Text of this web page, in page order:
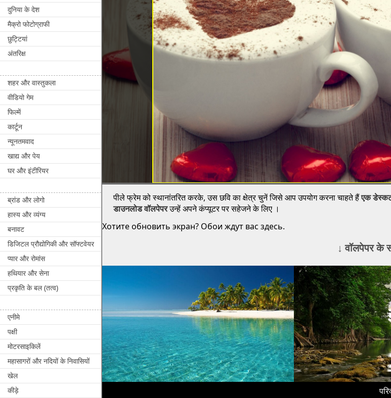
दुनिया के देश
मैक्रो फोटोग्राफी
छुट्टियां
अंतरिक्ष
शहर और वास्तुकला
वीडियो गेम
फिल्में
कार्टून
न्यूनतमवाद
खाद्य और पेय
घर और इंटीरियर
ब्रांड और लोगो
हास्य और व्यंग्य
बनावट
डिजिटल प्रौद्योगिकी और सॉफ्टवेयर
प्यार और रोमांस
हथियार और सेना
प्रकृति के बल (तत्व)
एनीमे
पक्षी
मोटरसाइकिलें
महासागरों और नदियों के निवासियों
खेल
कीड़े
पीले फ्रेम को स्थानांतरित करके, उस छवि का क्षेत्र चुनें जिसे आप उपयोग करना चाहते हैंएक
डाउनलोड वॉलपेपरउन्हें अपने कंप्यूटर पर सहेजने के लिए ।
Хотите обновить экран? Обои ждут вас здесь.
↓ वॉलपेपर के